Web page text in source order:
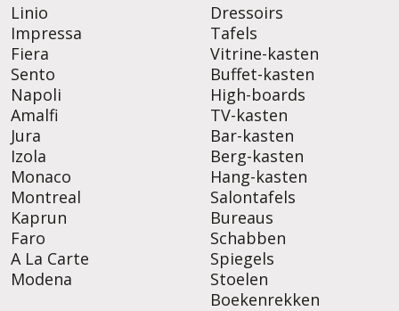
Linio
Impressa
Fiera
Sento
Napoli
Amalfi
Jura
Izola
Monaco
Montreal
Kaprun
Faro
A La Carte
Modena
Dressoirs
Tafels
Vitrine-kasten
Buffet-kasten
High-boards
TV-kasten
Bar-kasten
Berg-kasten
Hang-kasten
Salontafels
Bureaus
Schabben
Spiegels
Stoelen
Boekenrekken